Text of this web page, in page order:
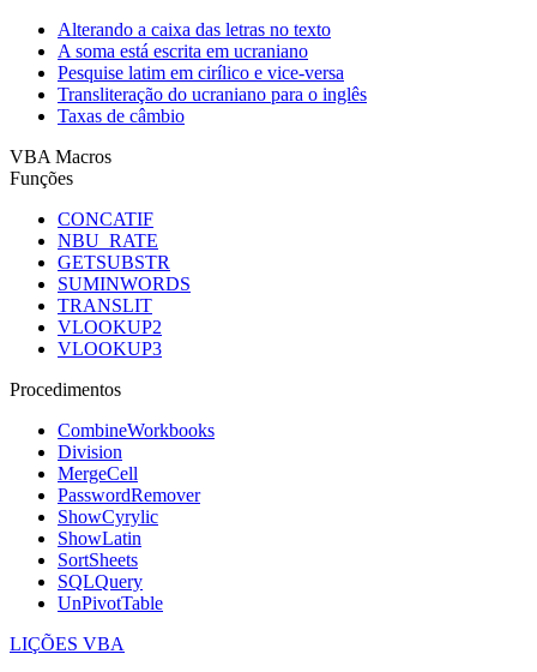
Alterando a caixa das letras no texto
A soma está escrita em ucraniano
Pesquise latim em cirílico e vice-versa
Transliteração do ucraniano para o inglês
Taxas de câmbio
VBA Macros
Funções
CONCATIF
NBU_RATE
GETSUBSTR
SUMINWORDS
TRANSLIT
VLOOKUP2
VLOOKUP3
Procedimentos
CombineWorkbooks
Division
MergeCell
PasswordRemover
ShowCyrylic
ShowLatin
SortSheets
SQLQuery
UnPivotTable
LIÇÕES VBA